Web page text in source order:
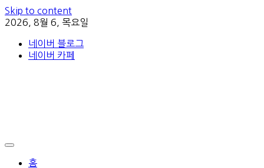
Skip to content
2026, 8월 6, 목요일
네이버 블로그
네이버 카페
홈